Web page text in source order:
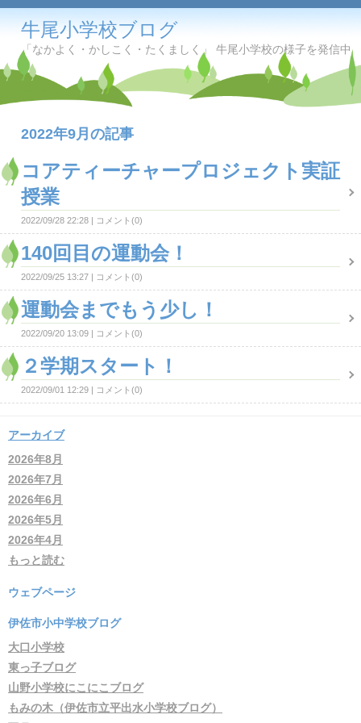
牛尾小学校ブログ
「なかよく・かしこく・たくましく」 牛尾小学校の様子を発信中
2022年9月の記事
コアティーチャープロジェクト実証
授業
2022/09/28 22:28 コメント(0)
140回目の運動会！
2022/09/25 13:27 コメント(0)
運動会までもう少し！
2022/09/20 13:09 コメント(0)
２学期スタート！
2022/09/01 12:29 コメント(0)
アーカイブ
2026年8月
2026年7月
2026年6月
2026年5月
2026年4月
もっと読む
ウェブページ
伊佐市小中学校ブログ
大口小学校
東っ子ブログ
山野小学校にこにこブログ
もみの木（伊佐市立平出水小学校ブログ）